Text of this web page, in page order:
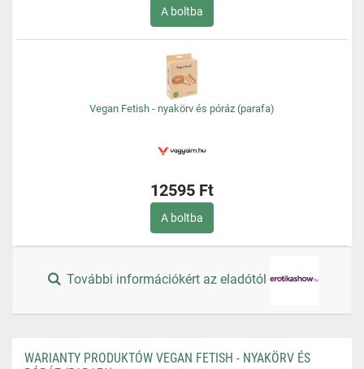
A boltba
Vegan Fetish - nyakörv és póráz (parafa)
12595 Ft
A boltba
További információkért az eladótól
WARIANTY PRODUKTÓW VEGAN FETISH - NYAKÖRV ÉS